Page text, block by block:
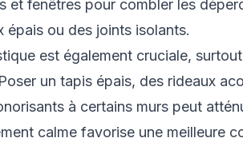
et fenêtres pour combler les
épais ou des joints isolants.
est également cruciale,
un tapis épais, des rideaux
à certains murs peut
calme favorise une meilleure